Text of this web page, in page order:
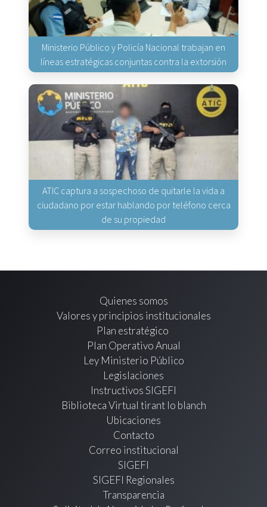
Ministerio Público y Policía Nacional trabajan en
líneas estratégicas conjuntas contra la extorsión
ATIC captura a sospechoso de quitarle la vida a
ciudadano por estar hablando por teléfono cerca
de su propiedad
Quienes somos
Valores y principios institucionales
Plan estratégico
Plan Operativo Anual
Ley Ministerio Público
Legislaciones
Instructivos SIGEFI
Biblioteca Virtual tirant lo blanch
Ubicaciones
Contacto
Correo institucional
SIGEFI
SIGEFI Regionales
Transparencia